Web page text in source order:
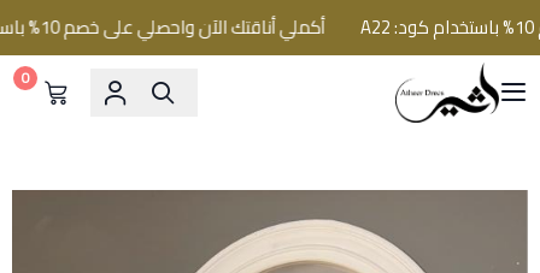
أكملي أناقتك الآن واحصلي على خصم 10% باستخدام كود: A22
فساتين اثير
0